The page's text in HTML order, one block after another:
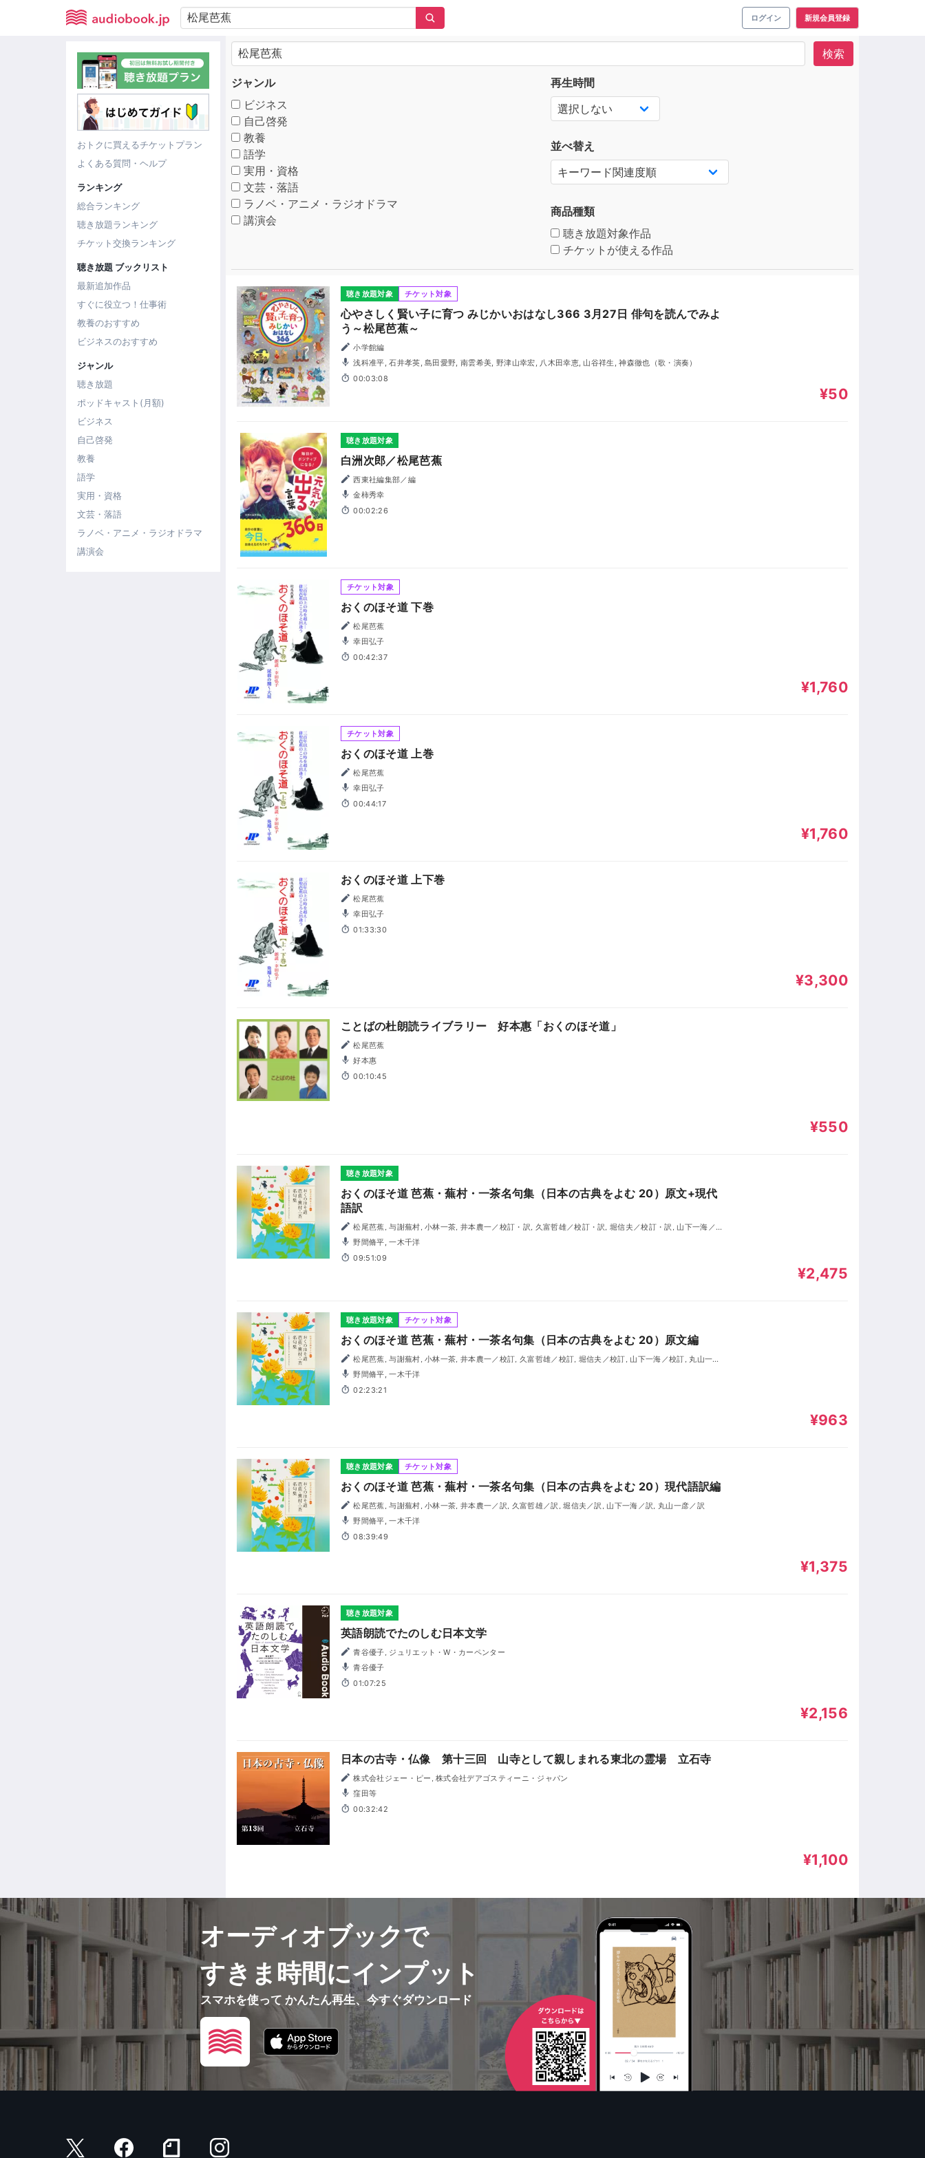
ログイン 新規会員登録
おトクに買えるチケットプラン
よくある質問・ヘルプ
ランキング
総合ランキング
聴き放題ランキング
チケット交換ランキング
聴き放題 ブックリスト
最新追加作品
すぐに役立つ！仕事術
教養のおすすめ
ビジネスのおすすめ
ジャンル
聴き放題
ポッドキャスト(月額)
ビジネス
自己啓発
教養
語学
実用・資格
文芸・落語
ラノベ・アニメ・ラジオドラマ
講演会
検索
ジャンル
ビジネス
自己啓発
教養
語学
実用・資格
文芸・落語
ラノベ・アニメ・ラジオドラマ
講演会
再生時間
並べ替え
商品種類
聴き放題対象作品
チケットが使える作品
聴き放題対象 チケット対象
心やさしく賢い子に育つ みじかいおはなし366 3月27日 俳句を読んでみよ
う～松尾芭蕉～
小学館編
浅科准平, 石井孝英, 島田愛野, 南雲希美, 野津山幸宏, 八木田幸恵, 山谷祥生, 神森徹也（歌・演奏）
00:03:08
¥50
聴き放題対象
白洲次郎／松尾芭蕉
西東社編集部／編
金柿秀幸
00:02:26
チケット対象
おくのほそ道 下巻
松尾芭蕉
幸田弘子
00:42:37
¥1,760
チケット対象
おくのほそ道 上巻
松尾芭蕉
幸田弘子
00:44:17
¥1,760
おくのほそ道 上下巻
松尾芭蕉
幸田弘子
01:33:30
¥3,300
ことばの杜朗読ライブラリー 好本惠「おくのほそ道」
松尾芭蕉
好本惠
00:10:45
¥550
聴き放題対象
おくのほそ道 芭蕉・蕪村・一茶名句集（日本の古典をよむ 20）原文+現代
語訳
松尾芭蕉, 与謝蕪村, 小林一茶, 井本農一／校訂・訳, 久富哲雄／校訂・訳, 堀信夫／校訂・訳, 山下一海／校
訂・訳, 丸山一彦／校訂・訳
野間脩平, 一木千洋
09:51:09
¥2,475
聴き放題対象 チケット対象
おくのほそ道 芭蕉・蕪村・一茶名句集（日本の古典をよむ 20）原文編
松尾芭蕉, 与謝蕪村, 小林一茶, 井本農一／校訂, 久富哲雄／校訂, 堀信夫／校訂, 山下一海／校訂, 丸山一彦
／校訂
野間脩平, 一木千洋
02:23:21
¥963
聴き放題対象 チケット対象
おくのほそ道 芭蕉・蕪村・一茶名句集（日本の古典をよむ 20）現代語訳編
松尾芭蕉, 与謝蕪村, 小林一茶, 井本農一／訳, 久富哲雄／訳, 堀信夫／訳, 山下一海／訳, 丸山一彦／訳
野間脩平, 一木千洋
08:39:49
¥1,375
聴き放題対象
英語朗読でたのしむ日本文学
青谷優子, ジュリエット・W・カーペンター
青谷優子
01:07:25
¥2,156
日本の古寺・仏像 第十三回 山寺として親しまれる東北の霊場 立石寺
株式会社ジェー・ピー, 株式会社デアゴスティーニ・ジャパン
窪田等
00:32:42
¥1,100
オーディオブックで
すきま時間にインプット
スマホを使って かんたん再生、今すぐダウンロード